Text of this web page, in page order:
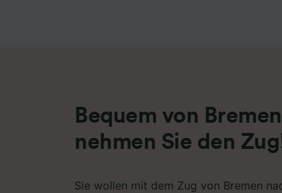
Bequem von
nehmen Sie den
Sie wollen mit dem Zug von Bremen